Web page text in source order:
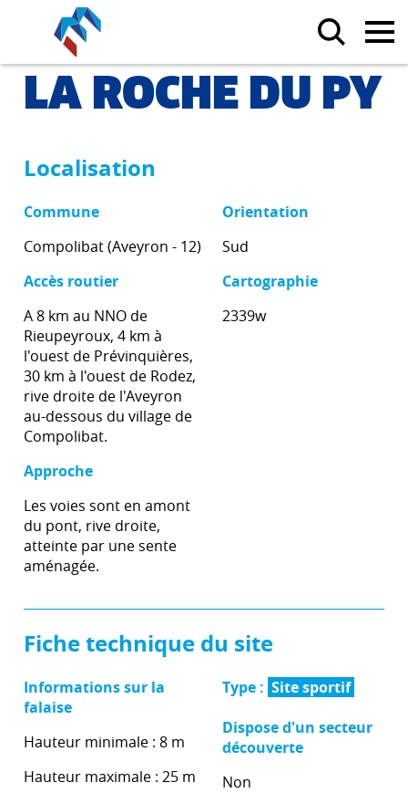
LA ROCHE DU PY
Localisation
Commune
Compolibat (Aveyron - 12)
Accès routier
A 8 km au NNO de
Rieupeyroux, 4 km à
l'ouest de Prévinquières,
30 km à l'ouest de Rodez,
rive droite de l'Aveyron
au-dessous du village de
Compolibat.
Approche
Les voies sont en amont
du pont, rive droite,
atteinte par une sente
aménagée.
Orientation
Sud
Cartographie
2339w
Fiche technique du site
Informations sur la
falaise
Hauteur minimale : 8 m
Hauteur maximale : 25 m
Type : Site sportif
Dispose d'un secteur
découverte
Non